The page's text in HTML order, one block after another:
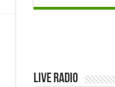
Live Radio